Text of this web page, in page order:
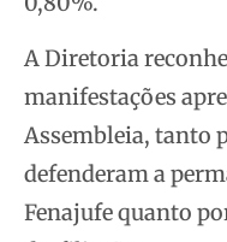
A Diretoria
manifestações
Assembleia, tanto
defenderam a
Fenajufe quanto